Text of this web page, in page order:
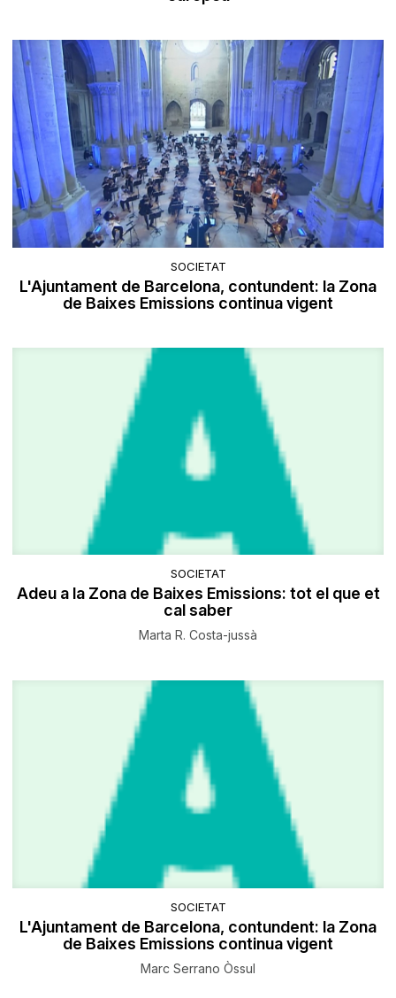
SOCIETAT
L'Ajuntament de Barcelona, contundent: la Zona
de Baixes Emissions continua vigent
SOCIETAT
Adeu a la Zona de Baixes Emissions: tot el que et
cal saber
Marta R. Costa-jussà
SOCIETAT
L'Ajuntament de Barcelona, contundent: la Zona
de Baixes Emissions continua vigent
Marc Serrano Òssul